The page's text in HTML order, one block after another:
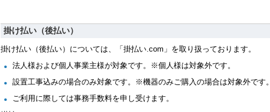
掛け払い（後払い）
掛け払い（後払い）については、「掛払い.com」を取り扱っております。
法人様および個人事業主様が対象です。※個人様は対象外です。
設置工事込みの場合のみ対象です。※機器のみご購入の場合は対象外です。
ご利用に際しては事務手数料を申し受けます。